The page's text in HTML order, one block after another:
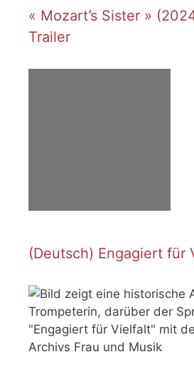
« Mozart’s Sister »
Trailer
(Deutsch) Engagiert für